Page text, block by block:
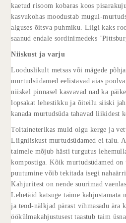
kaetud risoom kobaras koos
kasvukohas moodustab mugul-
alguses õitsva puhmiku. Liigi kaks
saanud endale sordinimedeks
Niiskust ja varju
Looduslikult metsas või mägede
murtudsüdamed eelistavad aias
niiskel pinnasel kasvavad nad ka
lopsakat lehestikku ja õiteilu siiski
kanada murtudsüda tahavad liikidest
Toitaineterikas muld olgu kerge ja
Liigniiskust murtudsüdamed ei talu.
taimele mõjub hästi turgutus
kompostiga. Kõik murtudsüdamed on
puutumine võib tekitada isegi
Kahjuritest on nende suurimad
Lehetäid katsuge taime kahjustamata
ja teod-nälkjad pärast vihmasadu ära
öökülmakahjustusest taastub taim